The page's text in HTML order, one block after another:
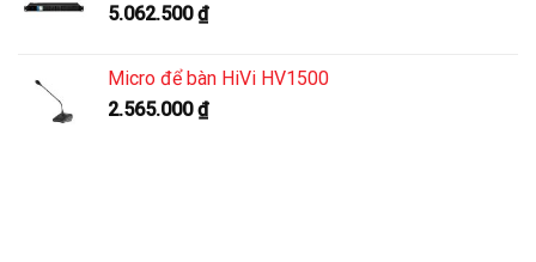
5.062.500₫
Micro để bàn HiVi HV1500
2.565.000₫